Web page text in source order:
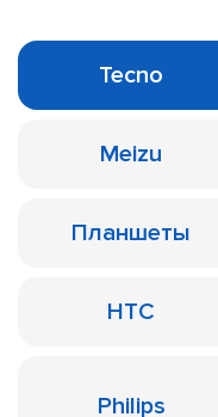
Tecno
Meizu
Планшеты
HTC
Philips